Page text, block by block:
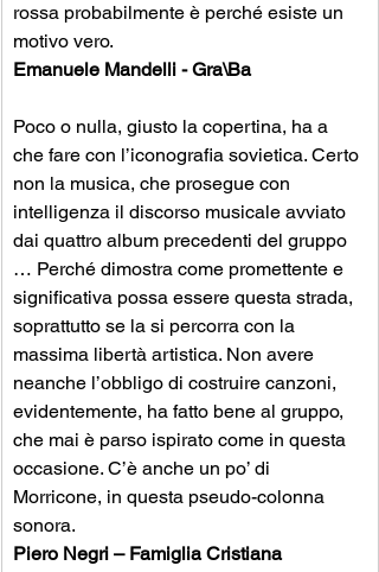
rossa probabilmente è perché esiste un
motivo vero.
Emanuele Mandelli - Gra\Ba
Poco o nulla, giusto la copertina, ha a
che fare con l’iconografia sovietica. Certo
non la musica, che prosegue con
intelligenza il discorso musicale avviato
dai quattro album precedenti del gruppo
… Perché dimostra come promettente e
significativa possa essere questa strada,
soprattutto se la si percorra con la
massima libertà artistica. Non avere
neanche l’obbligo di costruire canzoni,
evidentemente, ha fatto bene al gruppo,
che mai è parso ispirato come in questa
occasione. C’è anche un po’ di
Morricone, in questa pseudo-colonna
sonora.
Piero Negri – Famiglia Cristiana